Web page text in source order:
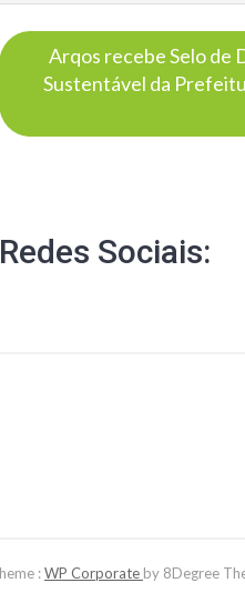
Arqos recebe Selo de
Sustentável da
Sociais:
:WP Corporate by 8Degree